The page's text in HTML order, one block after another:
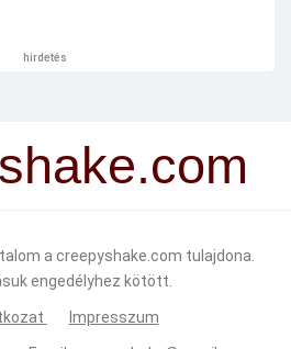
hirdetés
a creepyshake.com tulajdona.
engedélyhez kötött.
Impresszum